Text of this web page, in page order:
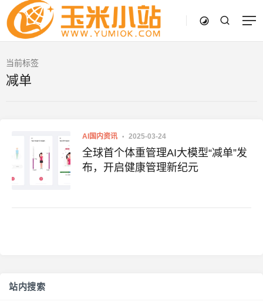
当前标签
减单
AI国内资讯 2025-03-24
全球首个体重管理AI大模型“减单”发
布，开启健康管理新纪元
站内搜索